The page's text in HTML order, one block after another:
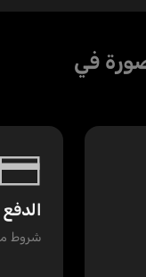
في
شروط